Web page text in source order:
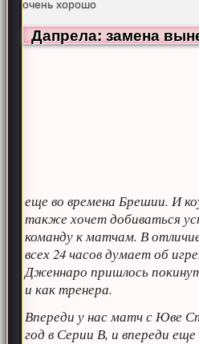
Дапрела: замена
еще во времена Брешии. И
также хочет добиваться
команду к матчам. В
всех 24 часов думает об
Дженнаро пришлось
и как тренера.
Впереди у нас матч с Юве
год в Серии В, и впереди